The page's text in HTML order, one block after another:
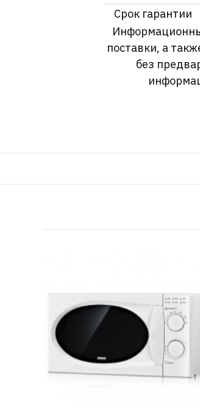
Срок гарантии
поставки, а
без